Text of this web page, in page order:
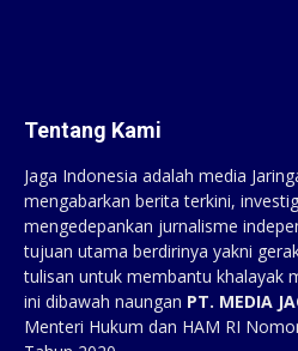
Tentang Kami
Jaga Indonesia adalah media
mengabarkan berita terkini,
mengedepankan jurnalisme
tujuan utama berdirinya yakni
tulisan untuk membantu khalayak
ini dibawah naungan PT. MEDIA
Menteri Hukum dan HAM RI